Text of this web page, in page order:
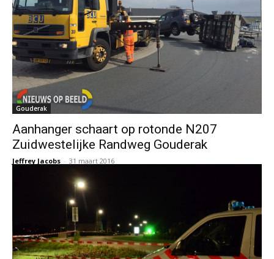
Gouderak
Aanhanger schaart op rotonde N207
Zuidwestelijke Randweg Gouderak
Jeffrey Jacobs - 31 maart 2016